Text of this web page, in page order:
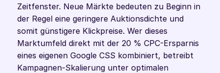
Zeitfenster. Neue Märkte bedeuten zu Beginn in
der Regel eine geringere Auktionsdichte und
somit günstigere Klickpreise. Wer dieses
Marktumfeld direkt mit der 20 % CPC-Ersparnis
eines eigenen Google CSS kombiniert, betreibt
Kampagnen-Skalierung unter optimalen